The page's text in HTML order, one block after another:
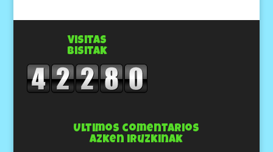
Visitas
Bisitak
Ultimos comentarios
Azken iruzkinak